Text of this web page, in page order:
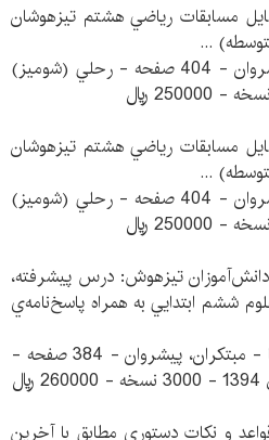
مسابقات رياضي هشتم تيزهوشان
...
وحيد اسدي‌كيا - مبتكران، پيشروان - 404 صفحه - رحلي (شوميز)
مسابقات رياضي هشتم تيزهوشان
...
وحيد اسدي‌كيا - مبتكران، پيشروان - 404 صفحه - رحلي (شوميز)
دانش‌آموزان تيزهوش: درس پيشرفته،
900 سوال از علوم ششم ابتدايي به همراه پاسخ‌نامه‌ي
حميد اسدي‌كيا؛ وحيد اسدي‌كيا - مبتكران، پيشروان - 384 صفحه -
و نكات دستوري مطابق با آخرين